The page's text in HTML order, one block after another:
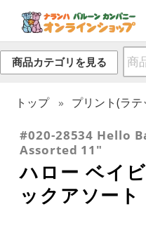
商品カテゴリを見る
トップ プリント(ラテ
#020-28534 Hello
Assorted 11"
ハロー ベイ
ックアソー